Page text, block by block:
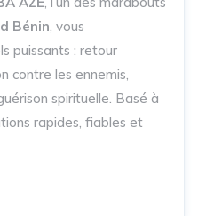
Bénin, vous
puissants : retour
contre les ennemis,
spirituelle. Basé à
rapides, fiables et